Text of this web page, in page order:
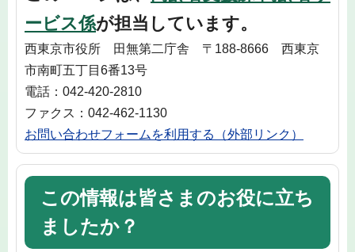
ービス係が担当しています。
西東京市役所 田無第二庁舎 〒188-8666 西東京
市南町五丁目6番13号
電話：042-420-2810
ファクス：042-462-1130
お問い合わせフォームを利用する（外部リンク）
この情報は皆さまのお役に立ち
ましたか？